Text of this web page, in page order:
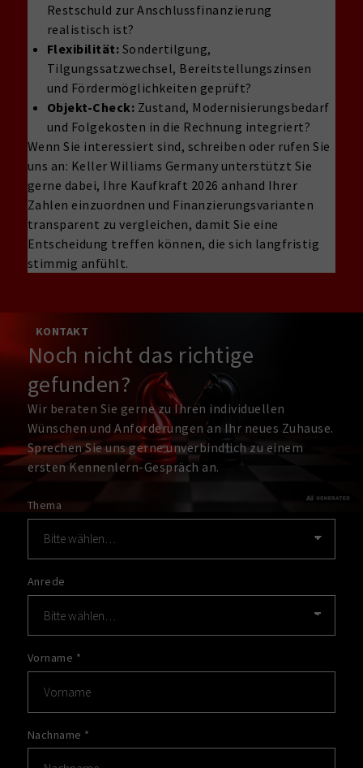
Restschuld zur Anschlussfinanzierung
realistisch ist?
Flexibilität: Sondertilgung,
Tilgungssatzwechsel, Bereitstellungszinsen
und Fördermöglichkeiten geprüft?
Objekt-Check: Zustand, Modernisierungsbedarf
und Folgekosten in die Rechnung integriert?
Wenn Sie interessiert sind, schreiben oder rufen Sie
uns an: Keller Williams Germany unterstützt Sie
gerne dabei, Ihre Kaufkraft 2026 anhand Ihrer
Zahlen einzuordnen und Finanzierungsvarianten
transparent zu vergleichen, damit Sie eine
Entscheidung treffen können, die sich langfristig
stimmig anfühlt.
KONTAKT
Noch nicht das richtige
gefunden?
Wir beraten Sie gerne zu Ihren individuellen
Wünschen und Anforderungen an Ihr neues Zuhause.
Sprechen Sie uns gerne unverbindlich zu einem
ersten Kennenlern-Gespräch an.
Thema
Anrede
Vorname *
Nachname *